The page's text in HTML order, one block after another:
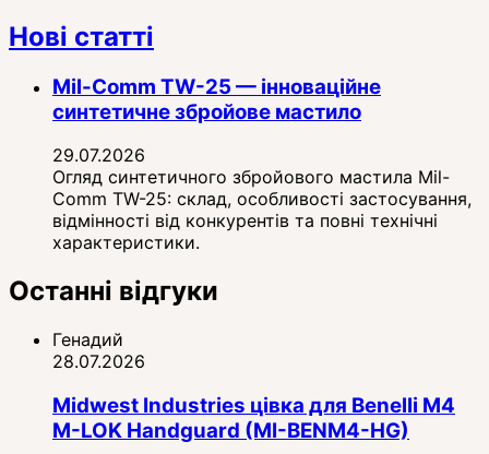
Нові статті
Mil-Comm TW-25 — інноваційне
синтетичне збройове мастило
29.07.2026
Огляд синтетичного збройового мастила Mil-
Comm TW-25: склад, особливості застосування,
відмінності від конкурентів та повні технічні
характеристики.
Останні відгуки
Генадий
28.07.2026
Midwest Industries цівка для Benelli M4
M-LOK Handguard (MI-BENM4-HG)